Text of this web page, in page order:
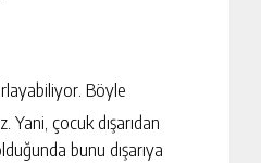
Böyle
çocuk dışarıdan
bunu dışarıya